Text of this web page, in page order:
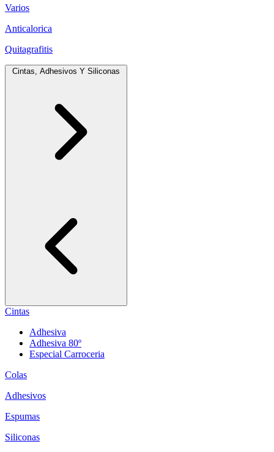
Varios
Anticalorica
Quitagrafitis
Cintas, Adhesivos Y Siliconas
Cintas
Adhesiva
Adhesiva 80º
Especial Carroceria
Colas
Adhesivos
Espumas
Siliconas